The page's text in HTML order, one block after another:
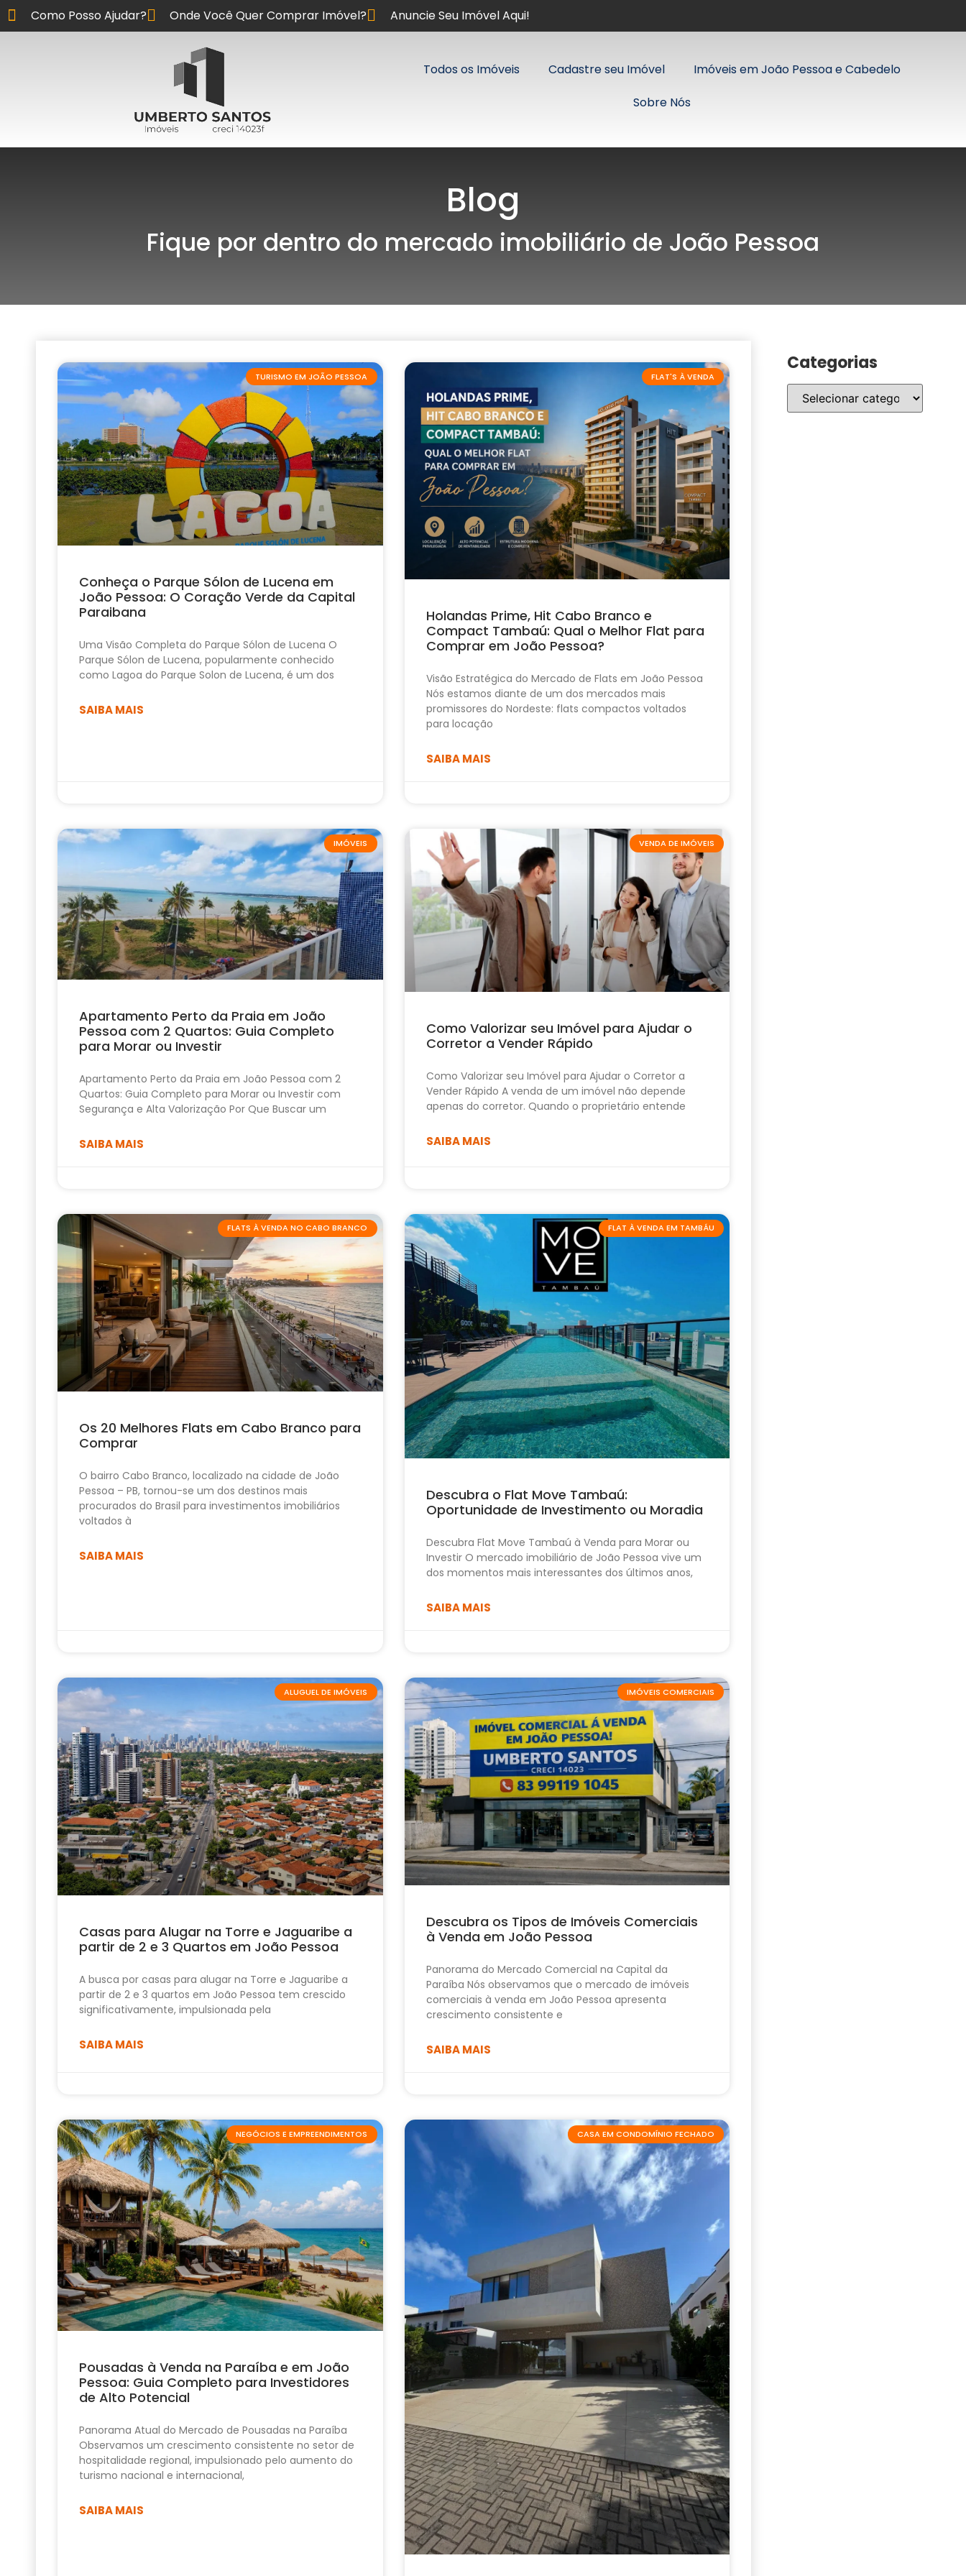
Anuncie Seu Imóvel Aqui!
Como Posso Ajudar? Onde Você Quer Comprar Imóvel?
Todos os Imóveis Cadastre seu Imóvel
Imóveis em João Pessoa e Cabedelo
Sobre Nós
Blog
Fique por dentro do mercado imobiliário de João Pessoa
TURISMO EM JOÃO PESSOA
Conheça o Parque Sólon de Lucena em
João Pessoa: O Coração Verde da Capital
Paraibana
Uma Visão Completa do Parque Sólon de Lucena O
Parque Sólon de Lucena, popularmente conhecido
como Lagoa do Parque Solon de Lucena, é um dos
SAIBA MAIS
FLAT'S À VENDA
Holandas Prime, Hit Cabo Branco e
Compact Tambaú: Qual o Melhor Flat para
Comprar em João Pessoa?
Visão Estratégica do Mercado de Flats em João Pessoa
Nós estamos diante de um dos mercados mais
promissores do Nordeste: flats compactos voltados
para locação
SAIBA MAIS
IMÓVEIS
Apartamento Perto da Praia em João
Pessoa com 2 Quartos: Guia Completo
para Morar ou Investir
Apartamento Perto da Praia em João Pessoa com 2
Quartos: Guia Completo para Morar ou Investir com
Segurança e Alta Valorização Por Que Buscar um
SAIBA MAIS
VENDA DE IMÓVEIS
Como Valorizar seu Imóvel para Ajudar o
Corretor a Vender Rápido
Como Valorizar seu Imóvel para Ajudar o Corretor a
Vender Rápido A venda de um imóvel não depende
apenas do corretor. Quando o proprietário entende
SAIBA MAIS
FLATS À VENDA NO CABO BRANCO
Os 20 Melhores Flats em Cabo Branco para
Comprar
O bairro Cabo Branco, localizado na cidade de João
Pessoa – PB, tornou-se um dos destinos mais
procurados do Brasil para investimentos imobiliários
voltados à
SAIBA MAIS
FLAT À VENDA EM TAMBÁU
Descubra o Flat Move Tambaú:
Oportunidade de Investimento ou Moradia
Descubra Flat Move Tambaú à Venda para Morar ou
Investir O mercado imobiliário de João Pessoa vive um
dos momentos mais interessantes dos últimos anos,
SAIBA MAIS
ALUGUEL DE IMÓVEIS
Casas para Alugar na Torre e Jaguaribe a
partir de 2 e 3 Quartos em João Pessoa
A busca por casas para alugar na Torre e Jaguaribe a
partir de 2 e 3 quartos em João Pessoa tem crescido
significativamente, impulsionada pela
SAIBA MAIS
IMÓVEIS COMERCIAIS
Descubra os Tipos de Imóveis Comerciais
à Venda em João Pessoa
Panorama do Mercado Comercial na Capital da
Paraíba Nós observamos que o mercado de imóveis
comerciais à venda em João Pessoa apresenta
crescimento consistente e
SAIBA MAIS
NEGÓCIOS E EMPREENDIMENTOS
Pousadas à Venda na Paraíba e em João
Pessoa: Guia Completo para Investidores
de Alto Potencial
Panorama Atual do Mercado de Pousadas na Paraíba
Observamos um crescimento consistente no setor de
hospitalidade regional, impulsionado pelo aumento do
turismo nacional e internacional,
SAIBA MAIS
CASA EM CONDOMÍNIO FECHADO
Categorias